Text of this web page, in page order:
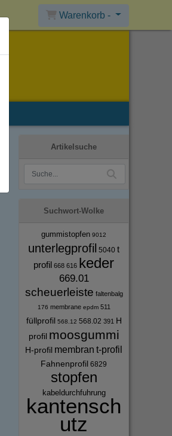
Warenkorb -
Artikelsuche
Suchwort-Wolke
gummistopfen 9012
unterlegprofil 5040 t
profil 668 616 keder
669.01
scheuerleiste faltenbalg
176 membrane epdm 511
füllprofil 568.12 568.02 391 H
profil moosgummi
H-profil membran t-profil
Fahnenprofil 6829
stopfen
kabeldurchfuhrung
kantensch
utz